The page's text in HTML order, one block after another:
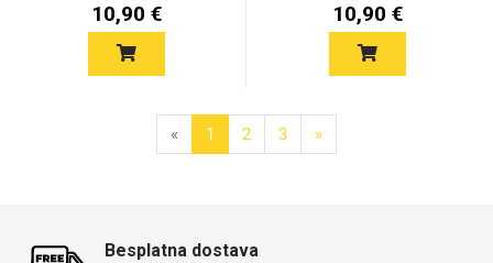
10,90 € 10,90 €
« 1 2 3 »
Besplatna dostava